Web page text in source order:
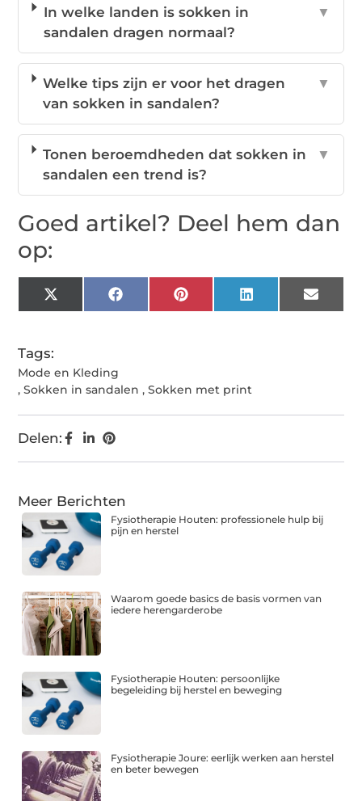
In welke landen is sokken in
sandalen dragen normaal?
▼
Welke tips zijn er voor het dragen
van sokken in sandalen?
▼
Tonen beroemdheden dat sokken in
sandalen een trend is?
▼
Goed artikel? Deel hem dan
op:
X
(Twitter)
FacebookPinterestLinkedIn Email
Tags:
Mode en Kleding
,Sokken in sandalen ,Sokken met print
Delen:
Meer Berichten
Fysiotherapie Houten: professionele hulp bij
pijn en herstel
Waarom goede basics de basis vormen van
iedere herengarderobe
Fysiotherapie Houten: persoonlijke
begeleiding bij herstel en beweging
Fysiotherapie Joure: eerlijk werken aan herstel
en beter bewegen